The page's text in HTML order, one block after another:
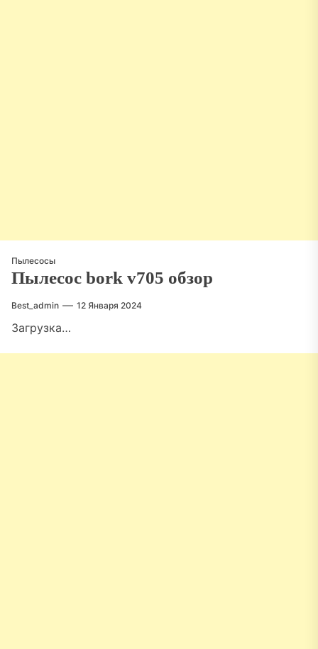
Пылесосы
Пылесос bork v705 обзор
Best_admin 12 Января 2024
Загрузка…